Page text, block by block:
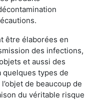
être élaborées en
des infections,
et aussi des
quelques types de
de beaucoup de
du véritable risque